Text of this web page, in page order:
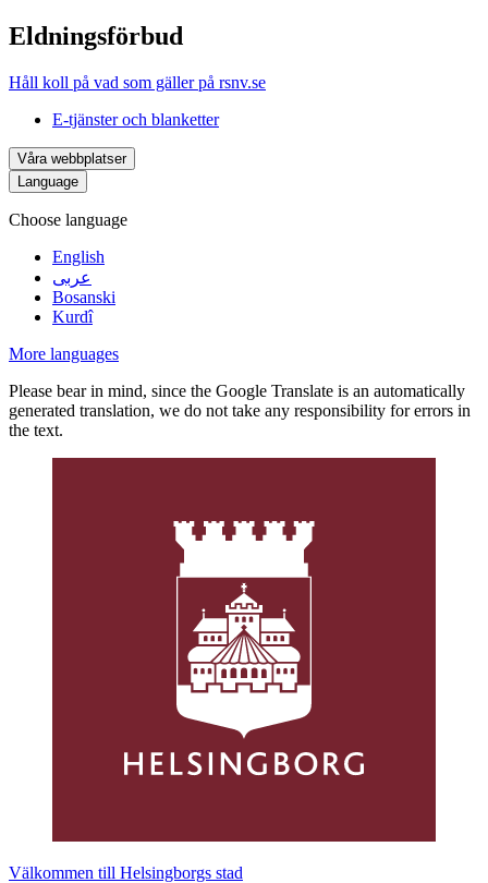
Eldningsförbud
Håll koll på vad som gäller på rsnv.se
E-tjänster och blanketter
Våra webbplatser
Language
Choose language
English
عربى
Bosanski
Kurdî
More languages
Please bear in mind, since the Google Translate is an automatically
generated translation, we do not take any responsibility for errors in
the text.
Välkommen till Helsingborgs stad